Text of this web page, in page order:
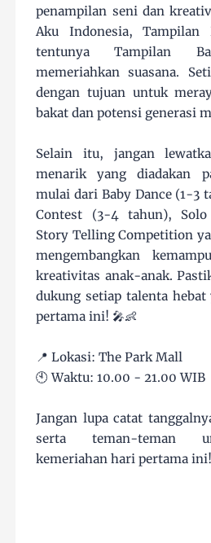
penampilan seni dan
Aku Indonesia, Tampilan
tentunya Tampilan
memeriahkan suasana.
dengan tujuan untuk
bakat dan potensi generasi
Selain itu, jangan
menarik yang diadakan
mulai dari Baby Dance (1-3
Contest (3-4 tahun),
Story Telling Competition
mengembangkan
kreativitas anak-anak.
dukung setiap talenta
pertama ini! 🎤👶
📍 Lokasi: The Park Mall
🕙 Waktu: 10.00 - 21.00 WIB
Jangan lupa catat
serta teman-teman
kemeriahan hari pertama